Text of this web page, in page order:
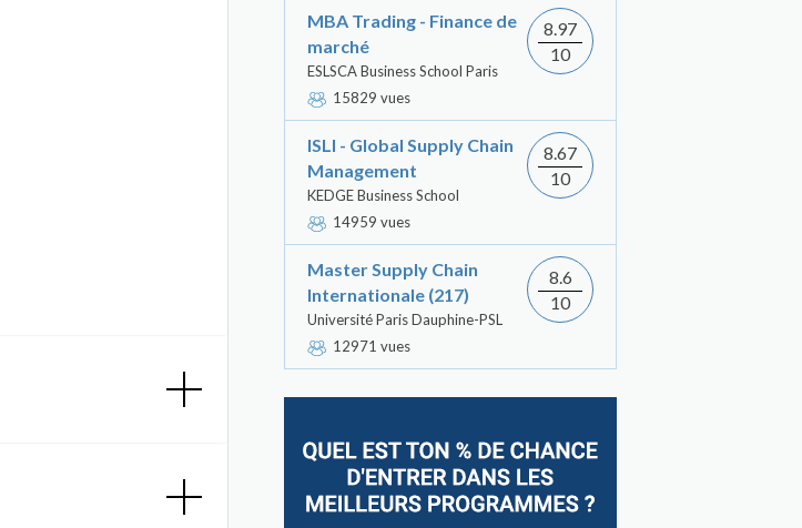
MBA Trading - Finance de
marché
ESLSCA Business School Paris
15829 vues
8.97
10
ISLI - Global Supply Chain
Management
KEDGE Business School
14959 vues
8.67
10
Master Supply Chain
Internationale (217)
Université Paris Dauphine-PSL
12971 vues
8.6
10